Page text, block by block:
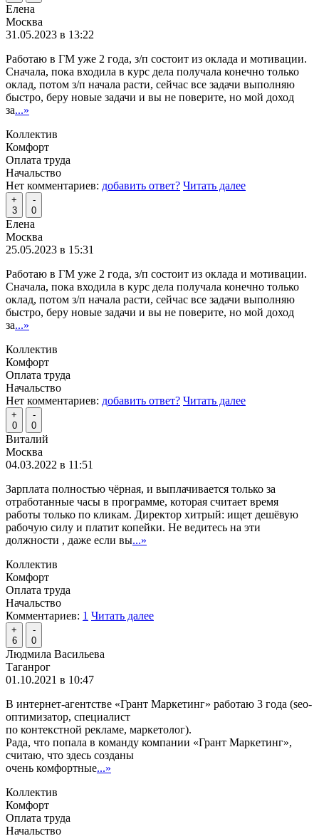
Елена
Москва
31.05.2023 в 13:22
Работаю в ГМ уже 2 года, з/п состоит из оклада и мотивации.
Сначала, пока входила в курс дела получала конечно только
оклад, потом з/п начала расти, сейчас все задачи выполняю
быстро, беру новые задачи и вы не поверите, но мой доход
за...»
Коллектив
Комфорт
Оплата труда
Начальство
Нет комментариев: добавить ответ? Читать далее
+
3
-
0
Елена
Москва
25.05.2023 в 15:31
Работаю в ГМ уже 2 года, з/п состоит из оклада и мотивации.
Сначала, пока входила в курс дела получала конечно только
оклад, потом з/п начала расти, сейчас все задачи выполняю
быстро, беру новые задачи и вы не поверите, но мой доход
за...»
Коллектив
Комфорт
Оплата труда
Начальство
Нет комментариев: добавить ответ? Читать далее
+
0
-
0
Виталий
Москва
04.03.2022 в 11:51
Зарплата полностью чёрная, и выплачивается только за
отработанные часы в программе, которая считает время
работы только по кликам. Директор хитрый: ищет дешёвую
рабочую силу и платит копейки. Не ведитесь на эти
должности , даже если вы...»
Коллектив
Комфорт
Оплата труда
Начальство
Комментариев: 1 Читать далее
+
6
-
0
Людмила Васильева
Таганрог
01.10.2021 в 10:47
В интернет-агентстве «Грант Маркетинг» работаю 3 года (seo-
оптимизатор, специалист
по контекстной рекламе, маркетолог).
Рада, что попала в команду компании «Грант Маркетинг»,
считаю, что здесь созданы
очень комфортные...»
Коллектив
Комфорт
Оплата труда
Начальство